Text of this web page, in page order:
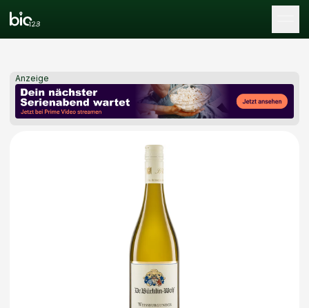
Anzeige